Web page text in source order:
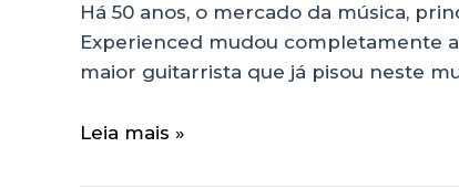
Há 50 anos, o mercado da música,
Experienced mudou completamente
maior guitarrista que já pisou neste
Leia mais »